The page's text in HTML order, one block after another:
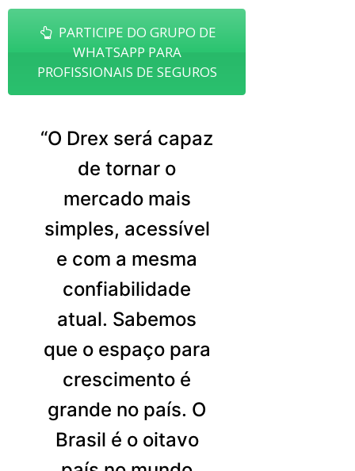
PARTICIPE DO GRUPO DE
WHATSAPP PARA
PROFISSIONAIS DE SEGUROS
“O Drex será capaz
de tornar o
mercado mais
simples, acessível
e com a mesma
confiabilidade
atual. Sabemos
que o espaço para
crescimento é
grande no país. O
Brasil é o oitavo